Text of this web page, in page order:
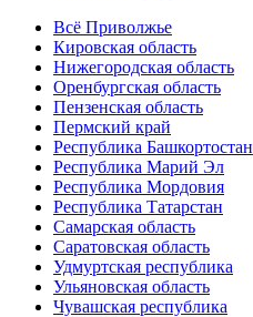
Всё Приволжье
Кировская область
Нижегородская область
Оренбургская область
Пензенская область
Пермский край
Республика Башкортостан
Республика Марий Эл
Республика Мордовия
Республика Татарстан
Самарская область
Саратовская область
Удмуртская республика
Ульяновская область
Чувашская республика